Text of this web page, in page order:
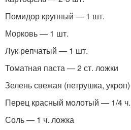
Помидор крупный — 1 шт.
Морковь — 1 шт.
Лук репчатый — 1 шт.
Томатная паста — 2 ст. ложки
Зелень свежая (петрушка,
Перец красный молотый — 1/4
Соль — 1 ч. ложка